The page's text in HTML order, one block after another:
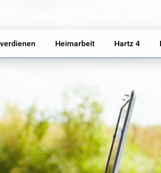
Heimarbeit Hartz 4